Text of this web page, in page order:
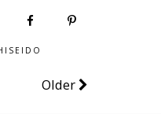
Older